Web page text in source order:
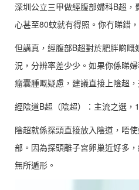
深圳公立三甲做經腹部婦科B超
心甚至80蚊就有得照。你冇睇錯
但講真，經腹部B超對於肥胖啲
況，分辨率差少少。如果你係睇
瘤囊腫嘅疑慮，建議直接上陰超
經陰道B超（陰超）：主流之選，
陰超就係探頭直接放入陰道，唔
部。因為探頭離子宮卵巢近好多
無所遁形。